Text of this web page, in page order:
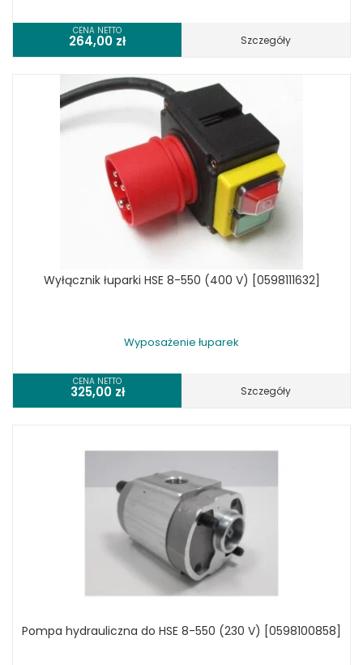
CENA NETTO
264,00 zł Szczegóły
Wyłącznik łuparki HSE 8-550 (400 V) [0598111632]
Wyposażenie łuparek
CENA NETTO
325,00 zł Szczegóły
Pompa hydrauliczna do HSE 8-550 (230 V) [0598100858]